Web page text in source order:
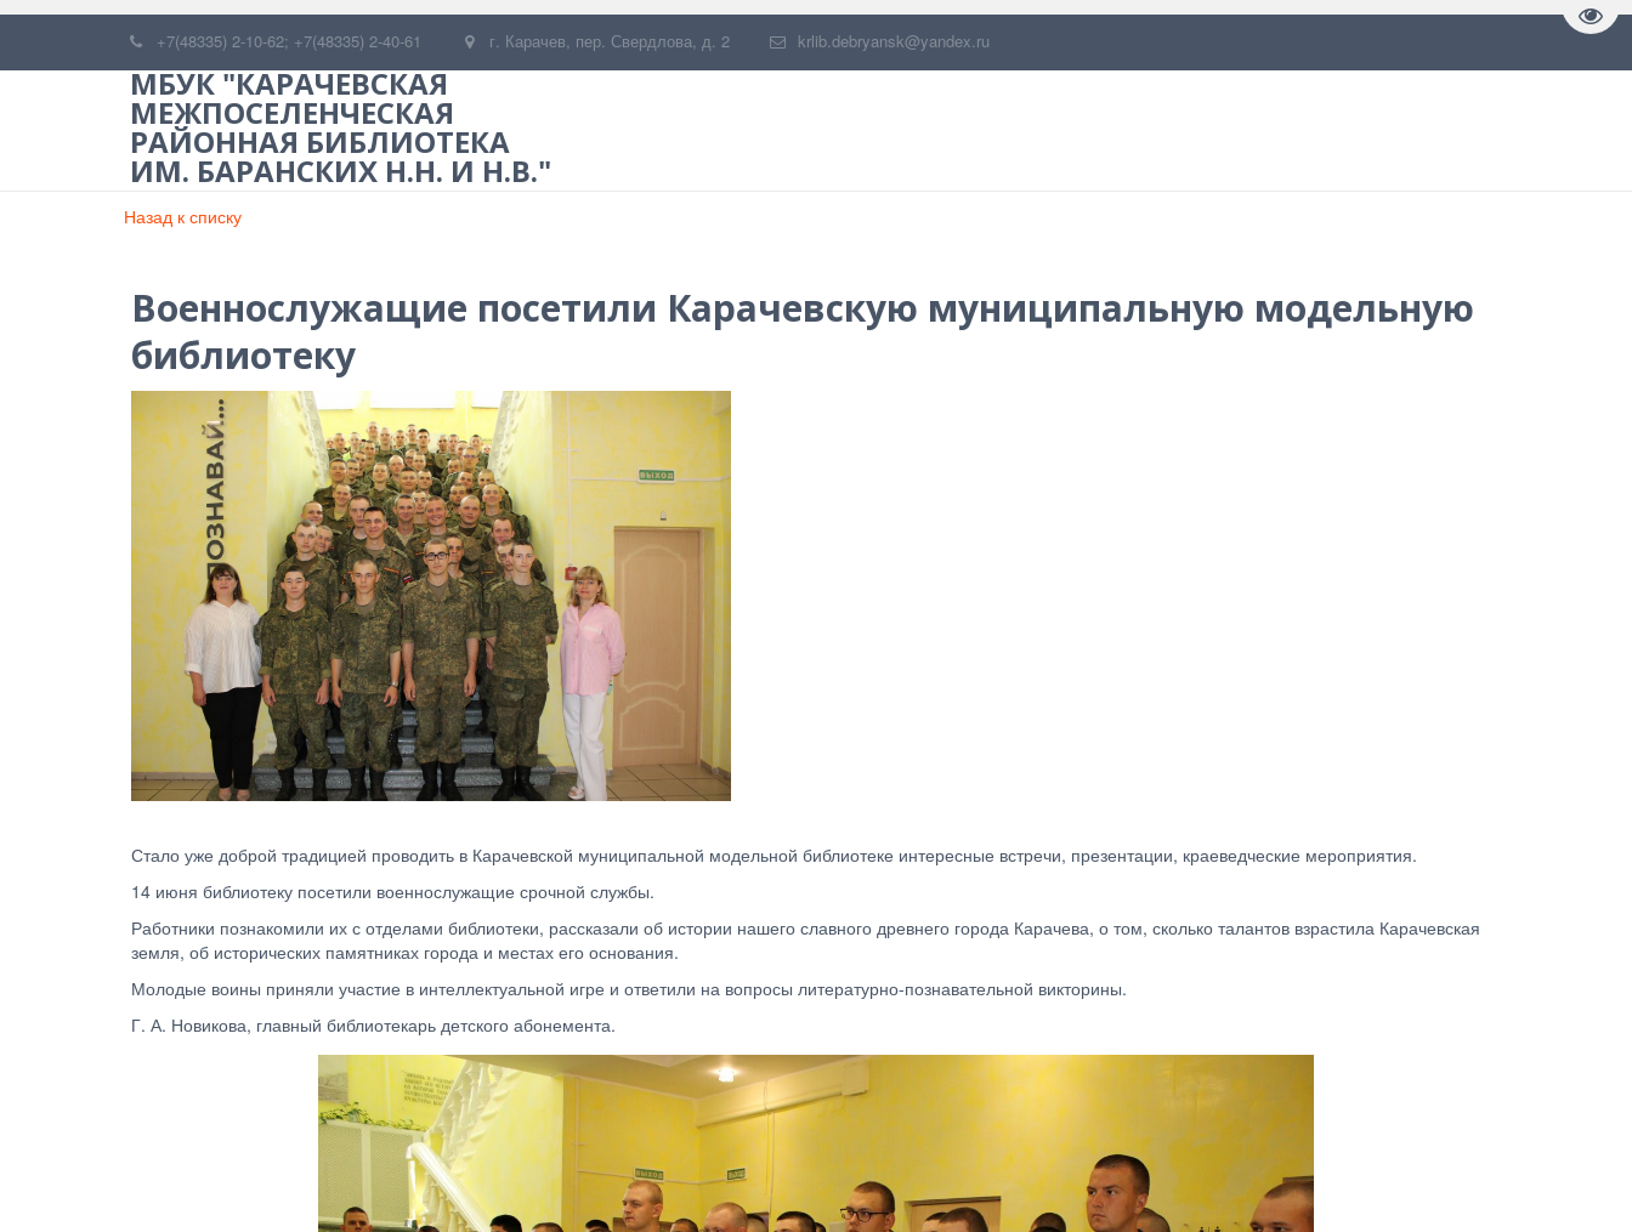
+7(48335) 2-10-62; +7(48335) 2-40-61 г. Карачев, пер. Свердлова, д. 2 krlib.debryansk@yandex.ru
МБУК "КАРАЧЕВСКАЯ
МЕЖПОСЕЛЕНЧЕСКАЯ
РАЙОННАЯ БИБЛИОТЕКА
ИМ. БАРАНСКИХ Н.Н. И Н.В."
Назад к списку
Военнослужащие посетили Карачевскую муниципальную модельную
библиотеку
Стало уже доброй традицией проводить в Карачевской муниципальной модельной библиотеке интересные встречи, презентации, краеведческие мероприятия.
14 июня библиотеку посетили военнослужащие срочной службы.
Работники познакомили их с отделами библиотеки, рассказали об истории нашего славного древнего города Карачева, о том, сколько талантов взрастила Карачевская
земля, об исторических памятниках города и местах его основания.
Молодые воины приняли участие в интеллектуальной игре и ответили на вопросы литературно-познавательной викторины.
Г. А. Новикова, главный библиотекарь детского абонемента.